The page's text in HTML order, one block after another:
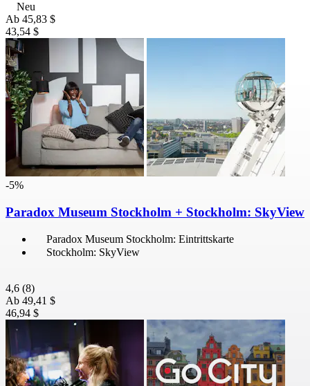
Neu
Ab 45,83 $
43,54 $
-5%
Paradox Museum Stockholm + Stockholm: SkyView
Paradox Museum Stockholm: Eintrittskarte
Stockholm: SkyView
4,6 (8)
Ab 49,41 $
46,94 $